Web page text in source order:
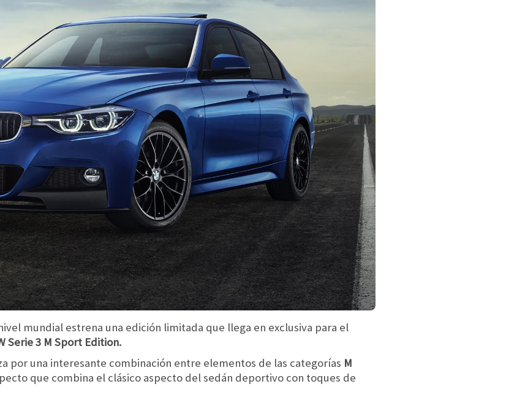
mundial estrena una edición limitada que llega en exclusiva para el
Serie 3 M Sport Edition.
por una interesante combinación entre elementos de las categorías M
que combina el clásico aspecto del sedán deportivo con toques de